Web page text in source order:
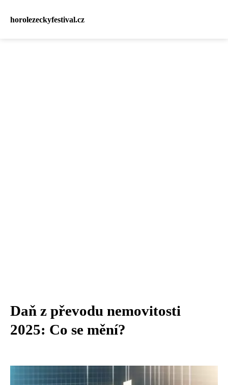
horolezeckyfestival.cz
Daň z převodu nemovitosti
2025: Co se mění?